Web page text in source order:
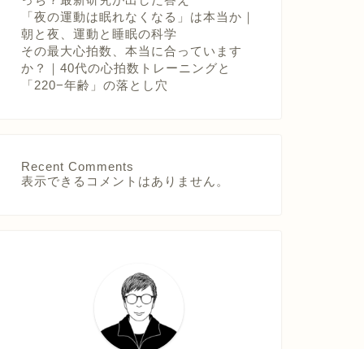
「夜の運動は眠れなくなる」は本当か｜
朝と夜、運動と睡眠の科学
その最大心拍数、本当に合っています
か？｜40代の心拍数トレーニングと
「220−年齢」の落とし穴
Recent Comments
表示できるコメントはありません。